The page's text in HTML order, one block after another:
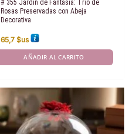
# 355 Jardín de Fantasía: Trío de
Rosas Preservadas con Abeja
Decorativa
65,7$us
AÑADIR AL CARRITO